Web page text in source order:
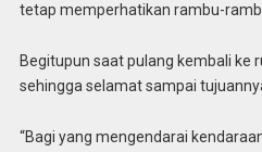
tetap memperhatikan rambu-
Begitupun saat pulang kembali ke
sehingga selamat sampai
“Bagi yang mengendarai